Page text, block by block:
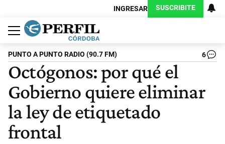
INGRESAR SUSCRIBITE
Política
Economía
Judiciales
Sociedad
Cultura
Espectáculos
Deportes
Protagonistas
PUNTO A PUNTO RADIO (90.7 FM) 6
Octógonos: por qué el
Gobierno quiere eliminar
la ley de etiquetado
frontal